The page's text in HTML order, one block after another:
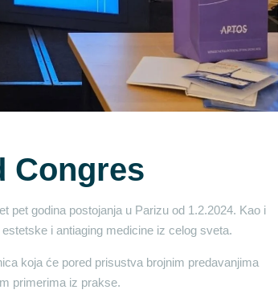
Congres
pet godina postojanja u Parizu od 1.2.2024. Kao i
i antiaging medicine iz celog sveta.
koja će pored prisustva brojnim predavanjima
primerima iz prakse.